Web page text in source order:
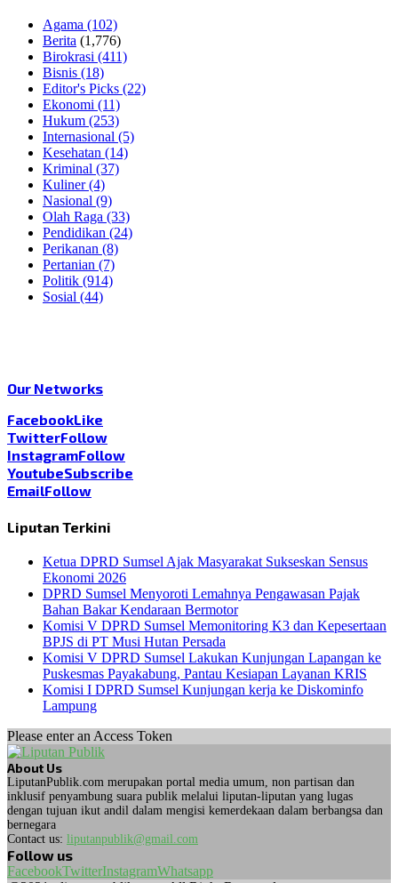
Agama (102)
Berita (1,776)
Birokrasi (411)
Bisnis (18)
Editor's Picks (22)
Ekonomi (11)
Hukum (253)
Internasional (5)
Kesehatan (14)
Kriminal (37)
Kuliner(4)
Nasional (9)
Olah Raga (33)
Pendidikan (24)
Perikanan (8)
Pertanian (7)
Politik (914)
Sosial (44)
Our Networks
FacebookLike
TwitterFollow
InstagramFollow
YoutubeSubscribe
EmailFollow
Liputan Terkini
Ketua DPRD Sumsel Ajak Masyarakat Sukseskan Sensus
Ekonomi 2026
DPRD Sumsel Menyoroti Lemahnya Pengawasan Pajak
Bahan Bakar Kendaraan Bermotor
Komisi V DPRD Sumsel Memonitoring K3 dan Kepesertaan
BPJS di PT Musi Hutan Persada
Komisi V DPRD Sumsel Lakukan Kunjungan Lapangan ke
Puskesmas Payakabung, Pantau Kesiapan Layanan KRIS
Komisi I DPRD Sumsel Kunjungan kerja ke Diskominfo
Lampung
Please enter an Access Token
About Us
LiputanPublik.com merupakan portal media umum, non partisan dan
inklusif penyambung suara publik melalui liputan-liputan yang lugas
dengan tujuan ikut andil dalam mengisi kemerdekaan dalam berbangsa dan
bernegara
Contact us: liputanpublik@gmail.com
Follow us
FacebookTwitterInstagramWhatsapp